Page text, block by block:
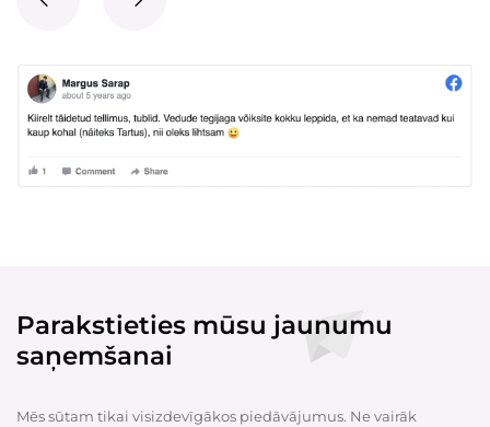
Parakstieties mūsu jaunumu
saņemšanai
Mēs sūtam tikai visizdevīgākos piedāvājumus. Ne vairāk